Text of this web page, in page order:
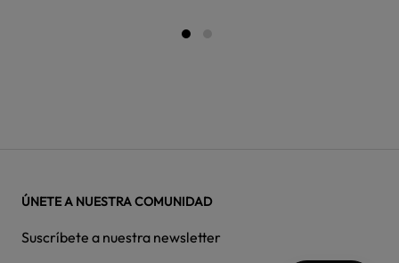
ÚNETE A NUESTRA COMUNIDAD
Suscríbete a nuestra newsletter